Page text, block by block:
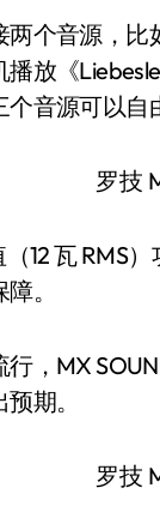
个音源，
放《
音源可以自
12 瓦 RMS
。
，MX
期。